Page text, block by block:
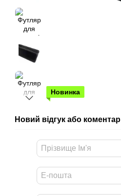
Новинка
Новий відгук або коментар